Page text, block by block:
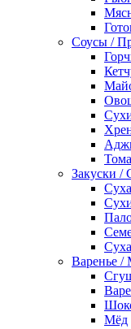
Соусы /
Закуски /
Варенье /
Мёд